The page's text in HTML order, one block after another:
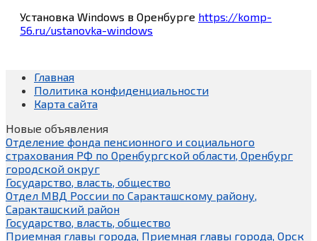
Установка Windows в Оренбурге https://komp-
56.ru/ustanovka-windows
Главная
Политика конфиденциальности
Карта сайта
Новые объявления
Отделение фонда пенсионного и социального
страхования РФ по Оренбургской области, Оренбург
городской округ
Государство, власть, общество
Отдел МВД России по Саракташскому району,
Саракташский район
Государство, власть, общество
Приемная главы города, Приемная главы города, Орск